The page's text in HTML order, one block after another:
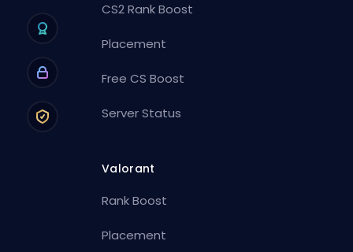
CS2 Rank Boost
Placement
Free CS Boost
Server Status
Valorant
Rank Boost
Placement